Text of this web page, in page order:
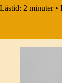
Lästid: 2 minuter •